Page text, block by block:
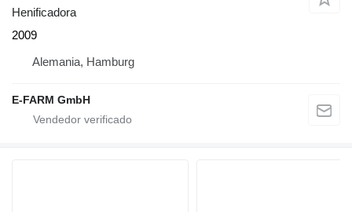
Henificadora
2009
Alemania, Hamburg
E-FARM GmbH